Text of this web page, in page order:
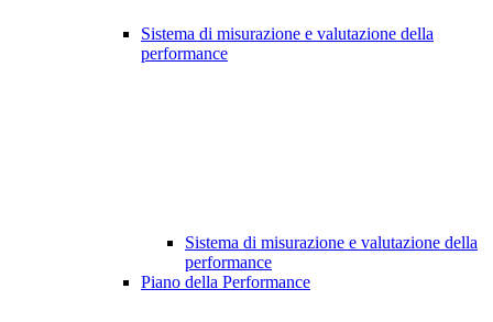
Sistema di misurazione e valutazione della
performance
Sistema di misurazione e valutazione della
performance
Piano della Performance